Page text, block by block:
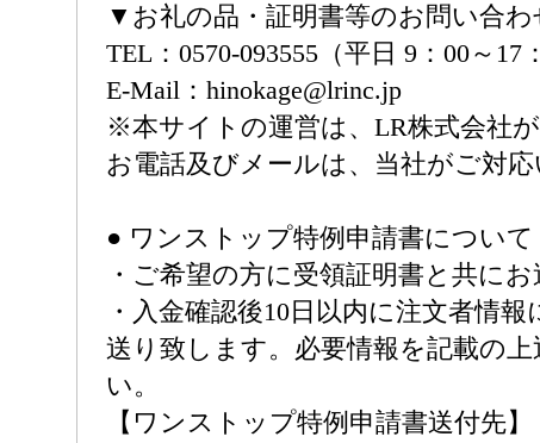
▼お礼の品・証明書等のお問い合
TEL：0570-093555（平日 9：00～17
E-Mail：hinokage@lrinc.jp
※本サイトの運営は、LR株式会社が
お電話及びメールは、当社がご対応
● ワンストップ特例申請書について
・ご希望の方に受領証明書と共にお
・入金確認後10日以内に注文者情
送り致します。必要情報を記載の
い。
【ワンストップ特例申請書送付先】